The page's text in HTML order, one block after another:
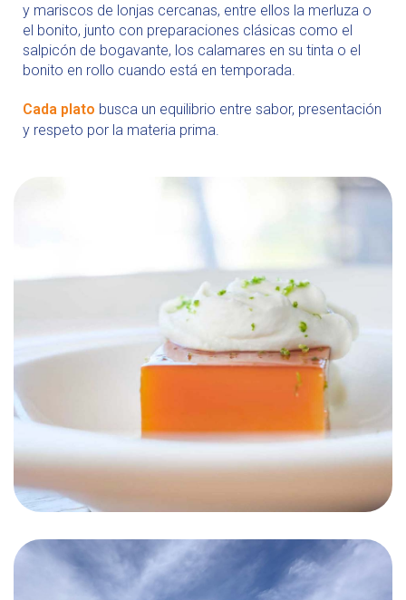
y mariscos de lonjas cercanas, entre ellos la merluza o
el bonito, junto con preparaciones clásicas como el
salpicón de bogavante, los calamares en su tinta o el
bonito en rollo cuando está en temporada.
Cada plato busca un equilibrio entre sabor, presentación
y respeto por la materia prima.